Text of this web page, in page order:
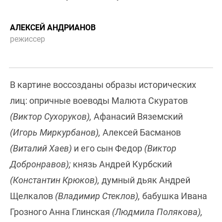
АЛЕКСЕЙ АНДРИАНОВ
режиссер
В картине воссозданы образы исторических
лиц: опричные воеводы Малюта Скуратов
(Виктор Сухоруков), Афанасий Вяземский
(Игорь Миркурбанов), Алексей Басманов
(Виталий Хаев) и его сын Федор (Виктор
Добронравов); князь Андрей Курбский
(Константин Крюков), думный дьяк Андрей
Щелкалов (Владимир Стеклов), бабушка Ивана
Грозного Анна Глинская (Людмила Полякова),